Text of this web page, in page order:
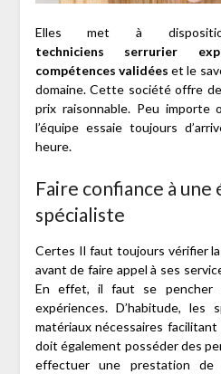
Elles met à
techniciens serrurier
compétences validées et le
domaine. Cette société offre
prix raisonnable. Peu importe
l’équipe essaie toujours
heure.
Faire confiance à une
spécialiste
Certes Il faut toujours vérifier
avant de faire appel à ses
En effet, il faut se pencher
expériences. D’habitude, les
matériaux nécessaires
doit également posséder des
effectuer une prestation de